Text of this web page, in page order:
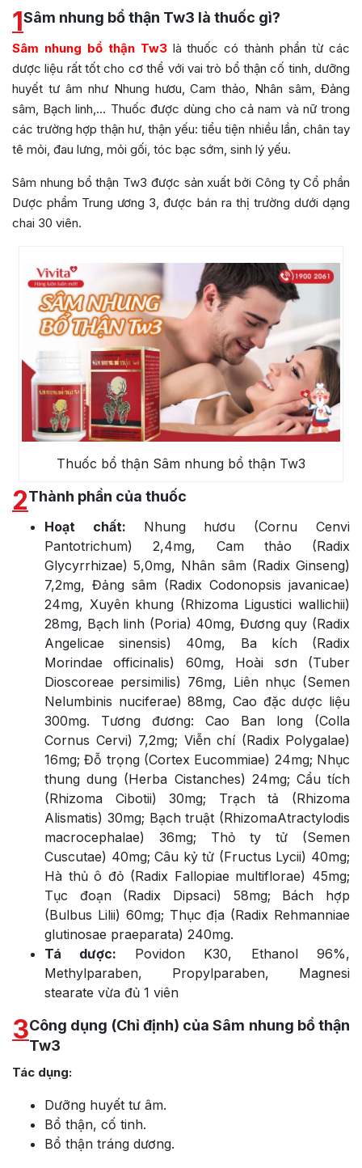
1Sâm nhung bổ thận Tw3 là thuốc gì?
Sâm nhung bổ thận Tw3là thuốc có thành phần từ các
dược liệu rất tốt cho cơ thể với vai trò bổ thận cố tinh, dưỡng
huyết tư âm như Nhung hươu, Cam thảo, Nhân sâm, Đảng
sâm, Bạch linh,… Thuốc được dùng cho cả nam và nữ trong
các trường hợp thận hư, thận yếu: tiểu tiện nhiều lần, chân tay
tê mỏi, đau lưng, mỏi gối, tóc bạc sớm, sinh lý yếu.
Sâm nhung bổ thận Tw3 được sản xuất bởi Công ty Cổ phần
Dược phẩm Trung ương 3, được bán ra thị trường dưới dạng
chai 30 viên.
Thuốc bổ thận Sâm nhung bổ thận Tw3
2Thành phần của thuốc
Hoạt chất: Nhung hươu (Cornu Cenvi
Pantotrichum) 2,4mg, Cam thảo (Radix
Glycyrrhizae) 5,0mg, Nhân sâm (Radix Ginseng)
7,2mg, Đảng sâm (Radix Codonopsis javanicae)
24mg, Xuyên khung (Rhizoma Ligustici wallichii)
28mg, Bạch linh (Poria) 40mg, Đương quy (Radix
Angelicae sinensis) 40mg, Ba kích (Radix
Morindae officinalis) 60mg, Hoài sơn (Tuber
Dioscoreae persimilis) 76mg, Liên nhục (Semen
Nelumbinis nuciferae) 88mg, Cao đặc dược liệu
300mg. Tương đương: Cao Ban long (Colla
Cornus Cervi) 7,2mg; Viễn chí (Radix Polygalae)
16mg; Đỗ trọng (Cortex Eucommiae) 24mg; Nhục
thung dung (Herba Cistanches) 24mg; Cẩu tích
(Rhizoma Cibotii) 30mg; Trạch tả (Rhizoma
Alismatis) 30mg; Bạch truật (RhizomaAtractylodis
macrocephalae) 36mg; Thỏ ty tử (Semen
Cuscutae) 40mg; Câu kỷ tử (Fructus Lycii) 40mg;
Hà thủ ô đỏ (Radix Fallopiae multiflorae) 45mg;
Tục đoạn (Radix Dipsaci) 58mg; Bách hợp
(Bulbus Lilii) 60mg; Thục địa (Radix Rehmanniae
glutinosae praeparata) 240mg.
Tá dược: Povidon K30, Ethanol 96%,
Methylparaben, Propylparaben, Magnesi
stearate vừa đủ 1 viên
3Công dụng (Chỉ định) của Sâm nhung bổ thận
Tw3
Tác dụng:
Dưỡng huyết tư âm.
Bổ thận, cố tinh.
Bổ thận tráng dương.